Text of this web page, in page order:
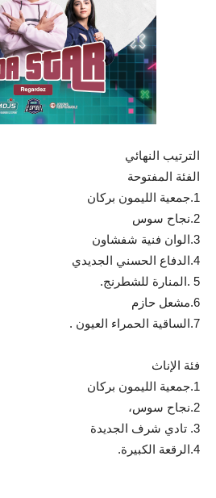
الترتيب النهائي
الفئة المفتوحة
1.جمعية الليمون بركان
2.نجاح سوس
3.الوان فنية شفشاون
4.الدفاع الحسني الجديدي
5 .المنارة للشطرنج.
6.مشعل حازم
7.الساقية الحمراء العيون .
فئة الإناث
1.جمعية الليمون بركان
2.نجاح سوس،
3. تادي شرف الجديدة
4.الرقعة الكبيرة.